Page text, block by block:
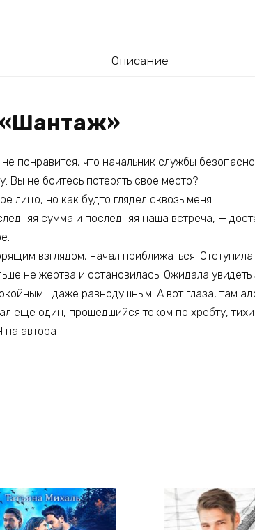
Описание
«Шантаж»
понравится, что начальник службы
Вы не боитесь потерять свое место?!
лицо, но как будто глядел сквозь меня.
сумма и последняя наша встреча, —
взглядом, начал приближаться.
не жертва и остановилась. Ожидала увидеть
даже равнодушным. А вот глаза, там
еще один, прошедшийся током по хребту,
автора